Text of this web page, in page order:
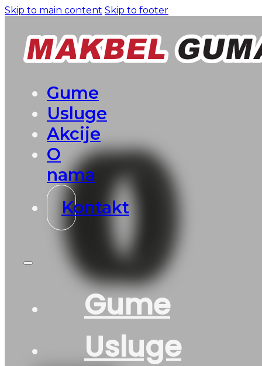
Skip to main content Skip to footer
Gume
Usluge
Akcije
O
nama
Kontakt
Gume
Usluge